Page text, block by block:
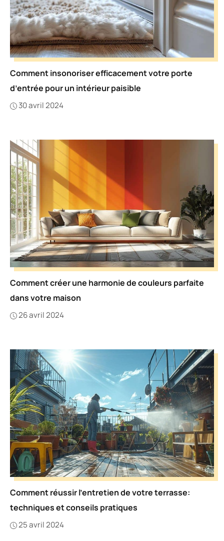
Comment insonoriser efficacement votre porte
d’entrée pour un intérieur paisible
30 avril 2024
Comment créer une harmonie de couleurs parfaite
dans votre maison
26 avril 2024
Comment réussir l’entretien de votre terrasse:
techniques et conseils pratiques
25 avril 2024